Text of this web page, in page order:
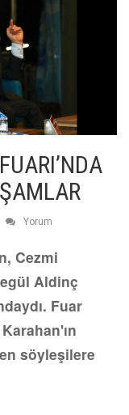
Yorum
Cezmi
Aldinç
Fuar
söyleşilere